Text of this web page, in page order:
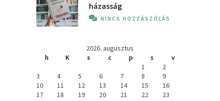
házasság
NINCS HOZZÁSZÓLÁS
2026. augusztus
h
K s c p s
v
1
2
3
4 5 6 7 8
9
10
11 12 13 14 15
16
17
18 19 20 21 22
23